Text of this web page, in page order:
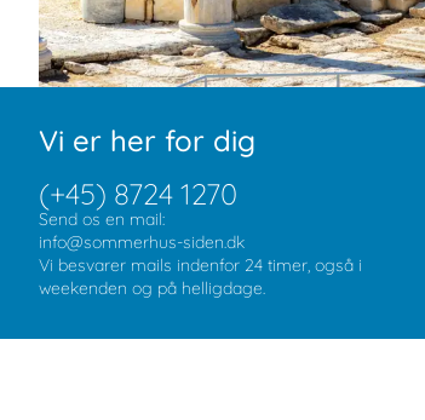
Vi er her for dig
(+45) 8724 1270
Send os en mail:
info@sommerhus-siden.dk
Vi besvarer mails indenfor 24 timer, også i
weekenden og på helligdage.